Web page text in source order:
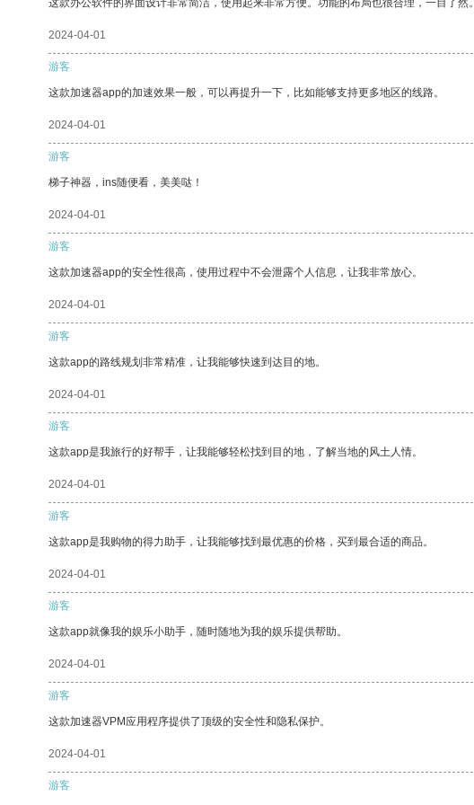
这款办公软件的界面设计非常简洁，使用起来非常方便。功能的布局也很合理，一目了然。
2024-04-01
游客
这款加速器app的加速效果一般，可以再提升一下，比如能够支持更多地区的线路。
2024-04-01
游客
梯子神器，ins随便看，美美哒！
2024-04-01
游客
这款加速器app的安全性很高，使用过程中不会泄露个人信息，让我非常放心。
2024-04-01
游客
这款app的路线规划非常精准，让我能够快速到达目的地。
2024-04-01
游客
这款app是我旅行的好帮手，让我能够轻松找到目的地，了解当地的风土人情。
2024-04-01
游客
这款app是我购物的得力助手，让我能够找到最优惠的价格，买到最合适的商品。
2024-04-01
游客
这款app就像我的娱乐小助手，随时随地为我的娱乐提供帮助。
2024-04-01
游客
这款加速器VPM应用程序提供了顶级的安全性和隐私保护。
2024-04-01
游客